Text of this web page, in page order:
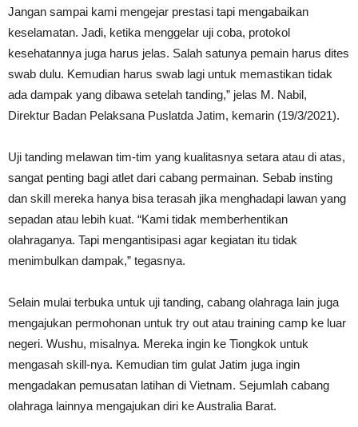
Jangan sampai kami mengejar prestasi tapi mengabaikan
keselamatan. Jadi, ketika menggelar uji coba, protokol
kesehatannya juga harus jelas. Salah satunya pemain harus dites
swab dulu. Kemudian harus swab lagi untuk memastikan tidak
ada dampak yang dibawa setelah tanding,” jelas M. Nabil,
Direktur Badan Pelaksana Puslatda Jatim, kemarin (19/3/2021).
Uji tanding melawan tim-tim yang kualitasnya setara atau di atas,
sangat penting bagi atlet dari cabang permainan. Sebab insting
dan skill mereka hanya bisa terasah jika menghadapi lawan yang
sepadan atau lebih kuat. “Kami tidak memberhentikan
olahraganya. Tapi mengantisipasi agar kegiatan itu tidak
menimbulkan dampak,” tegasnya.
Selain mulai terbuka untuk uji tanding, cabang olahraga lain juga
mengajukan permohonan untuk try out atau training camp ke luar
negeri. Wushu, misalnya. Mereka ingin ke Tiongkok untuk
mengasah skill-nya. Kemudian tim gulat Jatim juga ingin
mengadakan pemusatan latihan di Vietnam. Sejumlah cabang
olahraga lainnya mengajukan diri ke Australia Barat.